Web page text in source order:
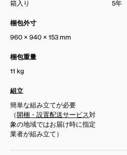
箱入り
梱包外寸
960 x 940 x 153 mm
梱包重量
11 kg
組立
簡単な組み立てが必要
（開梱・設置配送サービス対
象の地域ではお届け時に指定
業者が組み立て）
5年